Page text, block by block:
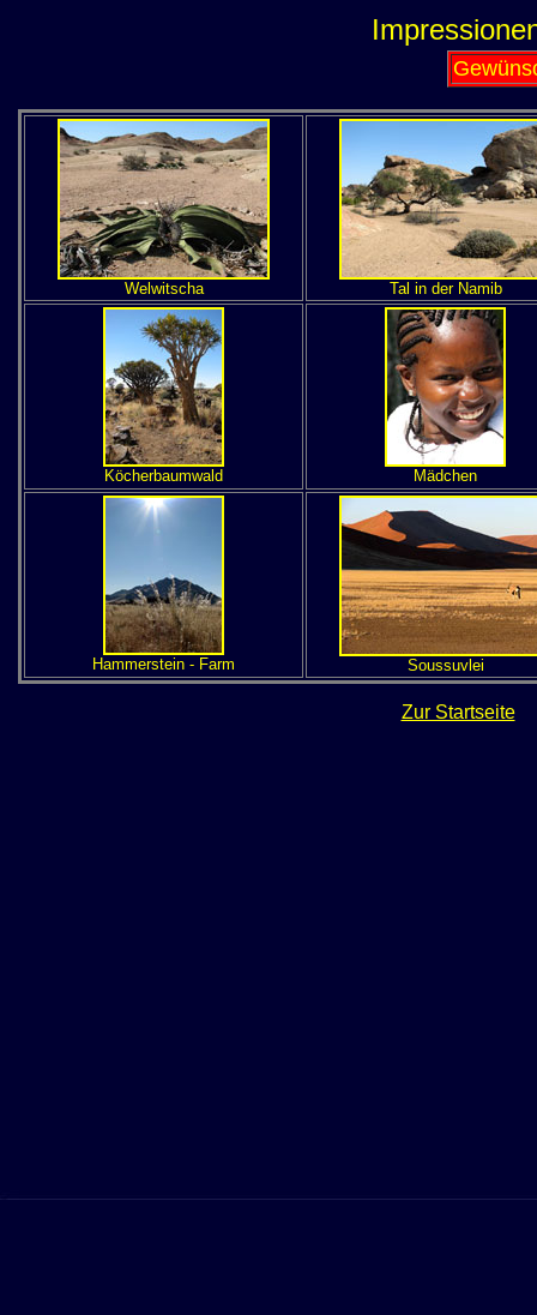
Welwitscha Tal in der Namib
Köcherbaumwald Mädchen
Hammerstein - Farm Soussuvlei
Zur Startseite